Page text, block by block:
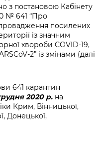
з постановою Кабінету
№ 641 “Про
посилених
із значним
хвороби COVID-19,
2” із змінами (далі
641 карантин
2020 р. на
Крим, Вінницької,
Донецької,